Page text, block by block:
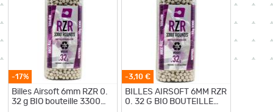
-17%
Billes Airsoft 6mm RZR 0.
32 g BIO bouteille 3300
-3,10 €
BILLES AIRSOFT 6MM RZR
0. 32 G BIO BOUTEILLE